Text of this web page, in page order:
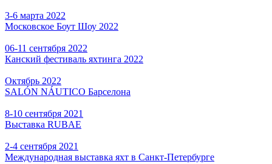
3-6 марта 2022
Московское Боут Шоу 2022
06-11 сентября 2022
Канский фестиваль яхтинга 2022
Октябрь 2022
SALÓN NÁUTICO Барселона
8-10 сентября 2021
Выставка RUBAE
2-4 сентября 2021
Международная выставка яхт в Санкт-Петербурге